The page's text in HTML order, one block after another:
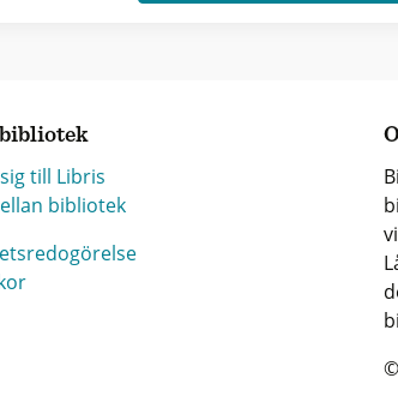
till Libris
bibliotek